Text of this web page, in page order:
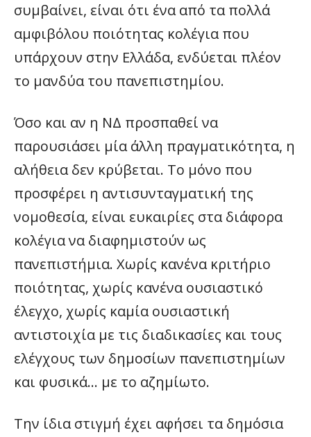
συμβαίνει, είναι ότι ένα από τα πολλά
αμφιβόλου ποιότητας κολέγια που
υπάρχουν στην Ελλάδα, ενδύεται πλέον
το μανδύα του πανεπιστημίου.
Όσο και αν η ΝΔ προσπαθεί να
παρουσιάσει μία άλλη πραγματικότητα, η
αλήθεια δεν κρύβεται. Το μόνο που
προσφέρει η αντισυνταγματική της
νομοθεσία, είναι ευκαιρίες στα διάφορα
κολέγια να διαφημιστούν ως
πανεπιστήμια. Χωρίς κανένα κριτήριο
ποιότητας, χωρίς κανένα ουσιαστικό
έλεγχο, χωρίς καμία ουσιαστική
αντιστοιχία με τις διαδικασίες και τους
ελέγχους των δημοσίων πανεπιστημίων
και φυσικά… με το αζημίωτο.
Την ίδια στιγμή έχει αφήσει τα δημόσια